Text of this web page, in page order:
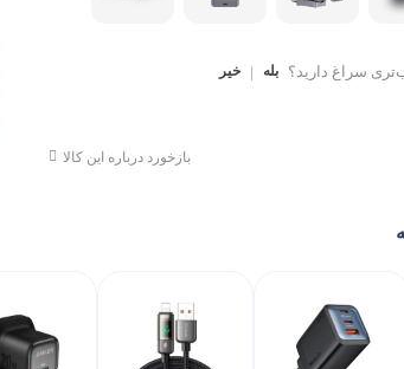
سراغ دارید؟ بله | خیر
بازخورد درباره این کالا